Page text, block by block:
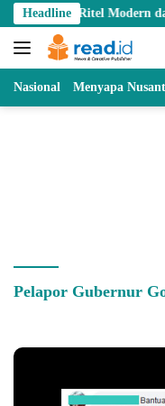
Skip
to
content
Headline
Ritel Modern dan
Nasional Menyapa
Pelapor Gubernur